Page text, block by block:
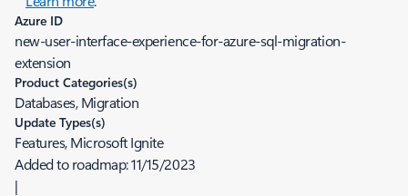
Azure ID
new-user-interface-experience-for-azure-sql-migration-
extension
Product Categories(s)
Databases, Migration
Update Types(s)
Features, Microsoft Ignite
Added to roadmap:11/15/2023
|